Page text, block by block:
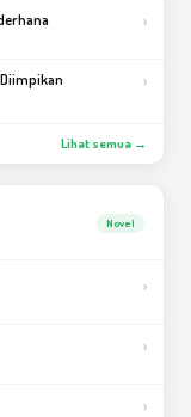
›
›
Lihat semua →
Novel
›
›
›